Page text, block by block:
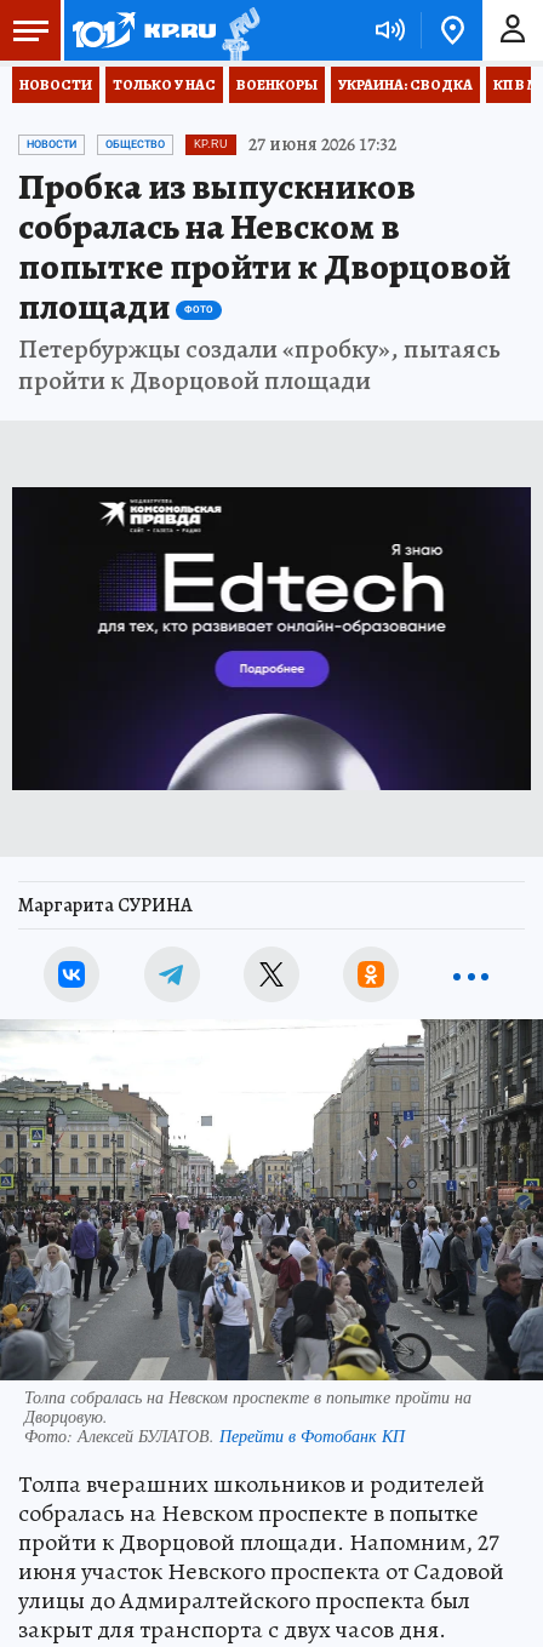
НОВОСТИ ТОЛЬКО У НАС ВОЕНКОРЫ УКРАИНА: СВОДКА КП В
НОВОСТИ ОБЩЕСТВО KP.RU 27 июня 2026 17:32
Пробка из выпускников
собралась на Невском в
попытке пройти к Дворцовой
площади
ФОТО
Петербуржцы создали «пробку», пытаясь
пройти к Дворцовой площади
Маргарита СУРИНА
Толпа собралась на Невском проспекте в попытке пройти на
Дворцовую.
Фото: Алексей БУЛАТОВ. Перейти в Фотобанк КП
Толпа вчерашних школьников и родителей
собралась на Невском проспекте в попытке
пройти к Дворцовой площади. Напомним, 27
июня участок Невского проспекта от Садовой
улицы до Адмиралтейского проспекта был
закрыт для транспорта с двух часов дня.